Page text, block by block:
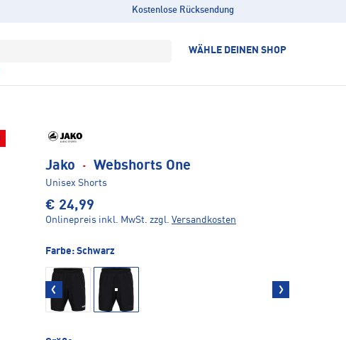
Kostenlose Rücksendung
WÄHLE DEINEN SHOP
Jako · Webshorts One
Unisex Shorts
€ 24,99
Onlinepreis inkl. MwSt. zzgl. Versandkosten
Farbe: Schwarz